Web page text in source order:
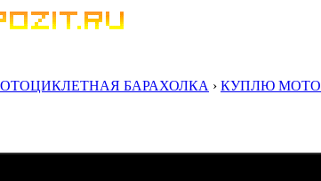
БАРАХОЛКА › КУПЛЮ МОТО